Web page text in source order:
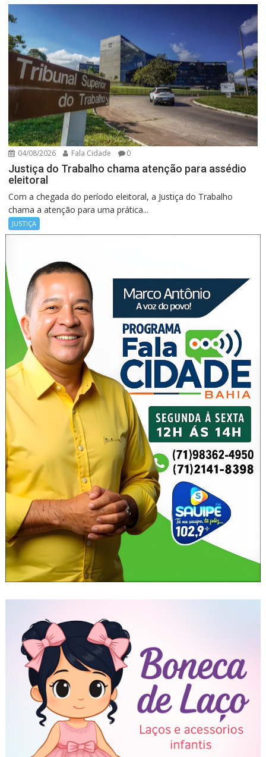
04/08/2026 Fala Cidade 0
Justiça do Trabalho chama atenção para assédio
eleitoral
Com a chegada do período eleitoral, a Justiça do Trabalho
chama a atenção para uma prática...
JUSTIÇA